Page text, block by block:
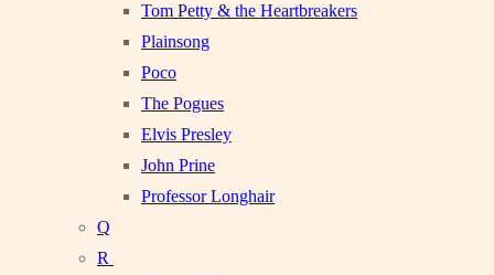
Tom Petty & the Heartbreakers
Plainsong
Poco
The Pogues
Elvis Presley
John Prine
Professor Longhair
Q
R